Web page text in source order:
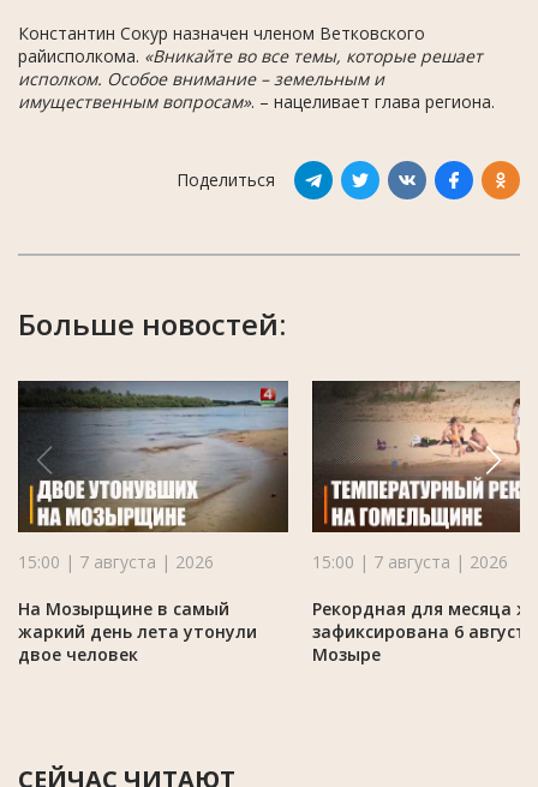
Константин Сокур назначен членом Ветковского
райисполкома. «Вникайте во все темы, которые решает
исполком. Особое внимание – земельным и
имущественным вопросам». – нацеливает глава региона.
Поделиться
Больше новостей:
15:00 | 7 августа | 2026
На Мозырщине в самый
жаркий день лета утонули
двое человек
15:00 | 7 августа | 2026
Рекордная для месяца
зафиксирована 6
Мозыре
СЕЙЧАС ЧИТАЮТ